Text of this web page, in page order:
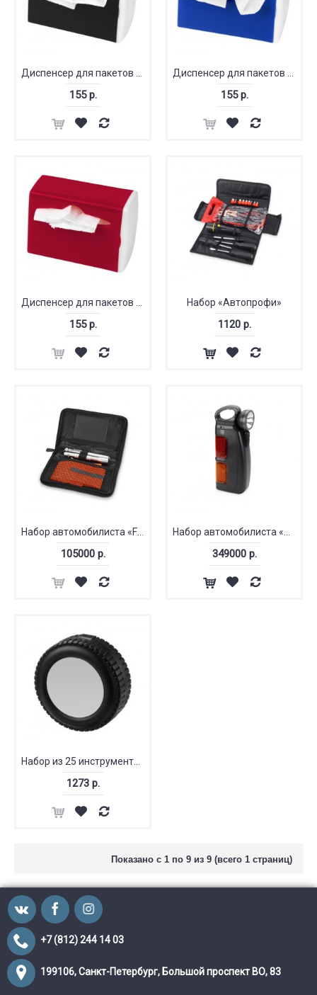
155 р. 155 р.
155 р.
Набор «Автопрофи»
1120 р.
105000 р. 349000 р.
1273 р.
Показано с 1 по 9 из 9 (всего 1 страниц)
+7 (812) 244 14 03
199106, Санкт-Петербург, Большой проспект ВО, 83